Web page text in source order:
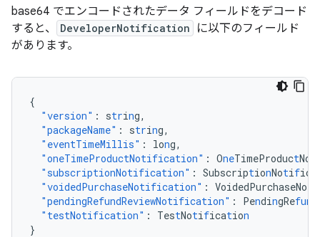
base64 でエンコードされたデータ フィールドをデコード
すると、
DeveloperNotification
に以下のフィールド
があります。
{
"version" : string,
"packageName" : string,
"eventTimeMillis" : long,
"oneTimeProductNotification" : OneTimeProductNo
"subscriptionNotification" : SubscriptionNotifica
"voidedPurchaseNotification" : VoidedPurchaseNo
"pendingRefundReviewNotification" : PendingRefun
"testNotification" : TestNotification
}